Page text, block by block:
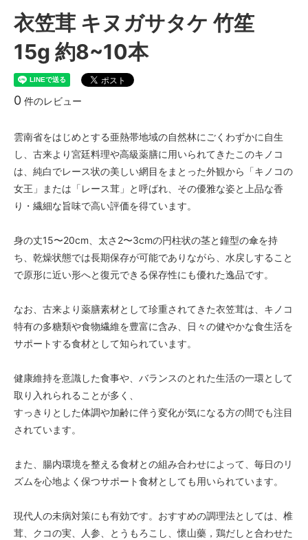
衣笠茸 キヌガサタケ 竹笙
15g 約8~10本
0 件のレビュー
雲南省をはじめとする亜熱帯地域の自然林にごくわずかに自生
し、古来より宮廷料理や高級薬膳に用いられてきたこのキノコ
は、純白でレース状の美しい網目をまとった外観から「キノコの
女王」または「レース茸」と呼ばれ、その優雅な姿と上品な香
り・繊細な旨味で高い評価を得ています。
身の丈15〜20cm、太さ2〜3cmの円柱状の茎と鐘型の傘を持
ち、乾燥状態では長期保存が可能でありながら、水戻しすること
で原形に近い形へと復元できる保存性にも優れた逸品です。
なお、古来より薬膳素材として珍重されてきた衣笠茸は、キノコ
特有の多糖類や食物繊維を豊富に含み、日々の健やかな食生活を
サポートする食材として知られています。
健康維持を意識した食事や、バランスのとれた生活の一環として
取り入れられることが多く、
すっきりとした体調や加齢に伴う変化が気になる方の間でも注目
されています。
また、腸内環境を整える食材との組み合わせによって、毎日のリ
ズムを心地よく保つサポート食材としても用いられています。
現代人の未病対策にも有効です。おすすめの調理法としては、椎
茸、クコの実、人参、とうもろこし、懷山藥，鶏だしと合わせた